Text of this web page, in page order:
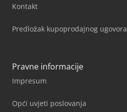
Kontakt
Predložak kupoprodajnog ugovora
Pravne informacije
Impresum
Opći uvjeti poslovanja